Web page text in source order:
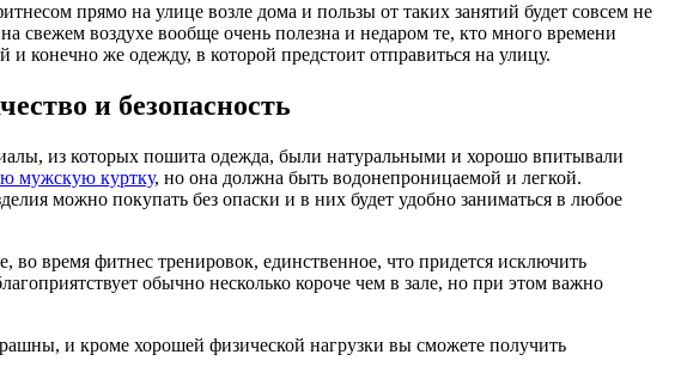
прямо на улице возле дома и пользы от таких занятий будет совсем не
свежем воздухе вообще очень полезна и недаром те, кто много времени
конечно же одежду, в которой предстоит отправиться на улицу.
и безопасность
из которых пошита одежда, были натуральными и хорошо впитывали
мужскую куртку, но она должна быть водонепроницаемой и легкой.
можно покупать без опаски и в них будет удобно заниматься в любое
время фитнес тренировок, единственное, что придется исключить
обычно несколько короче чем в зале, но при этом важно
и кроме хорошей физической нагрузки вы сможете получить